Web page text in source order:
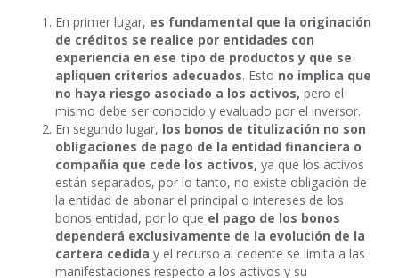
En primer lugar, es fundamental que la originación
de créditos se realice por entidades con
experiencia en ese tipo de productos y que se
apliquen criterios adecuados. Esto no implica que
no haya riesgo asociado a los activos,pero el
mismo debe ser conocido y evaluado por el inversor.
En segundo lugar, los bonos de titulización no son
obligaciones de pago de la entidad financiera o
compañía que cede los activos, ya que los activos
están separados, por lo tanto, no existe obligación de
la entidad de abonar el principal o intereses de los
bonos entidad, por lo que el pago de los bonos
dependerá exclusivamente de la evolución de la
cartera cedida y el recurso al cedente se limita a las
manifestaciones respecto a los activos y su